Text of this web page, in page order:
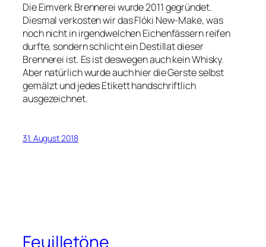
Die Eimverk Brennerei wurde 2011 gegründet.
Diesmal verkosten wir das Flóki New-Make, was
noch nicht in irgendwelchen Eichenfässern reifen
durfte, sondern schlicht ein Destillat dieser
Brennerei ist. Es ist deswegen auch kein Whisky.
Aber natürlich wurde auch hier die Gerste selbst
gemälzt und jedes Etikett handschriftlich
ausgezeichnet.
31. August 2018
Feuilletöne